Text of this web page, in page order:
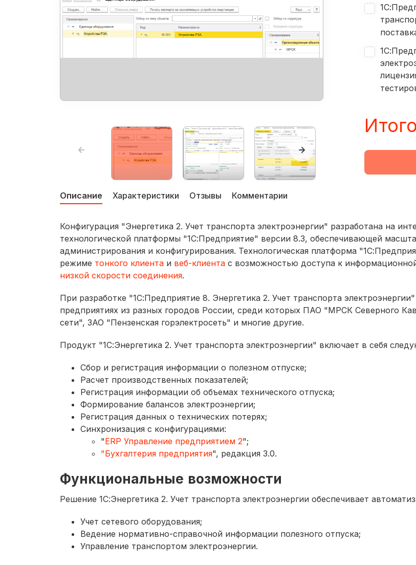
Описание Характеристики Отзывы Комментарии
Конфигурация "Энергетика 2. Учет транспорта электроэнергии" разработана на
технологической платформы "1С:Предприятие" версии 8.3, обеспечивающей
администрирования и конфигурирования. Технологическая платформа
режиме тонкого клиента и веб-клиента с возможностью доступа к
низкой скорости соединения.
При разработке "1С:Предприятие 8. Энергетика 2. Учет транспорта
предприятиях из разных городов России, среди которых ПАО "МРСК Северного
сети", ЗАО "Пензенская горэлектросеть" и многие другие.
Продукт "1С:Энергетика 2. Учет транспорта электроэнергии" включает в себя
Сбор и регистрация информации о полезном отпуске;
Расчет производственных показателей;
Регистрация информации об объемах технического отпуска;
Формирование балансов электроэнергии;
Регистрация данных о технических потерях;
Синхронизация с конфигурациями:
"ERP Управление предприятием 2";
"Бухгалтерия предприятия", редакция 3.0.
Функциональные возможности
Решение 1С:Энергетика 2. Учет транспорта электроэнергии обеспечивает
Учет сетевого оборудования;
Ведение нормативно-справочной информации полезного отпуска;
Управление транспортом электроэнергии.